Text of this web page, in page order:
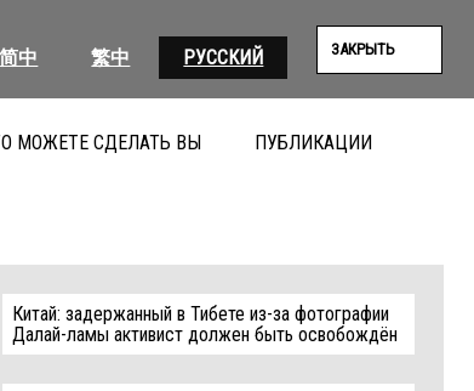
简中 繁中 РУССКИЙ ЗАКРЫТЬ
МОЖЕТЕ СДЕЛАТЬ ВЫ ПУБЛИКАЦИИ
Китай: задержанный в Тибете из-за фотографии
Далай-ламы активист должен быть освобождён